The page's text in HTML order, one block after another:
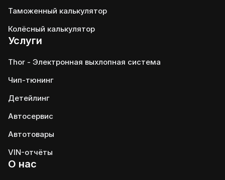
Таможенный калькулятор
Колёсный калькулятор
Услуги
Thor - Электронная выхлопная система
Чип-тюнинг
Детейлинг
Автосервис
Автотовары
VIN-отчёты
О нас